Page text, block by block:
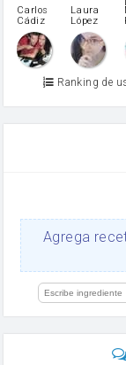
pimiento verde
miel
vino blanco
Azúcar glass
Azúcar moreno
Zumo de limón
arroz
Ajos
Levadura
limón
Carlos
Cádiz
Laura
López
Martínez
Ranking de
Agrega